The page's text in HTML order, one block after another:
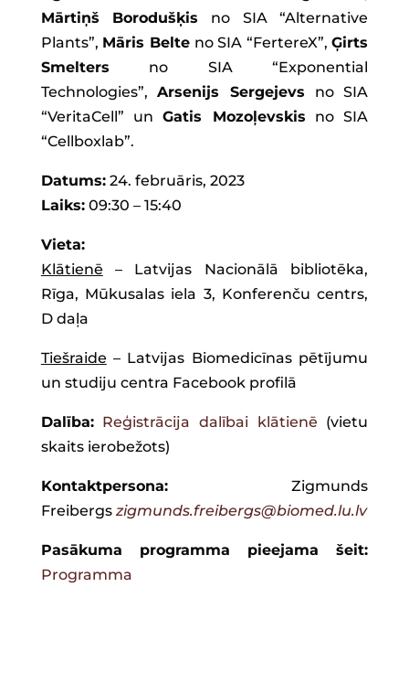
Mārtiņš Borodušķis no SIA “Alternative
Plants”, Māris Belteno SIA “FertereX”,Ģirts
Smelters no SIA “Exponential
Technologies”,Arsenijs Sergejevs no SIA
“VeritaCell” unGatis Mozoļevskis no SIA
“Cellboxlab”.
Datums:24. februāris, 2023
Laiks:09:30 – 15:40
Vieta:
Klātienē – Latvijas Nacionālā bibliotēka,
Rīga, Mūkusalas iela 3, Konferenču centrs,
D daļa
Tiešraide – Latvijas Biomedicīnas pētījumu
un studiju centra Facebook profilā
Dalība: Reģistrācija dalībai klātienē (vietu
skaits ierobežots)
Kontaktpersona:Zigmunds
Freibergszigmunds.freibergs@biomed.lu.lv
Pasākuma programma pieejama šeit:
Programma